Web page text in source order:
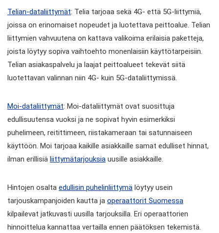
Telian-dataliittymät: Telia tarjoaa sekä 4G- että 5G-liittymiä,
joissa on erinomaiset nopeudet ja luotettava peittoalue. Telian
liittymien vahvuutena on kattava valikoima erilaisia paketteja,
joista löytyy sopiva vaihtoehto monenlaisiin käyttötarpeisiin.
Telian asiakaspalvelu ja laajat peittoalueet tekevät siitä
luotettavan valinnan niin 4G- kuin 5G-dataliittymissä.
Moi-dataliittymät: Moi-dataliittymät ovat suosittuja
edullisuutensa vuoksi ja ne sopivat hyvin esimerkiksi
puhelimeen, reitittimeen, riistakameraan tai satunnaiseen
käyttöön. Moi tarjoaa kaikille asiakkaille samat edulliset hinnat,
ilman erillisiä liittymätarjouksia uusille asiakkaille.
Hintojen osalta edullisin puhelinliittymä löytyy usein
tarjouskampanjoiden kautta ja operaattorit Suomessa
kilpailevat jatkuvasti uusilla tarjouksilla. Eri operaattorien
hinnoittelua kannattaa vertailla ennen päätöksen tekemistä.